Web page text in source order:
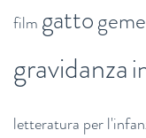
film gatto
gravidanza
letteratura per